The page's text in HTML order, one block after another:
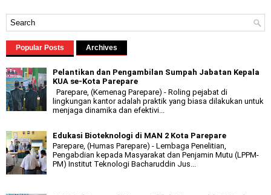
Popular Posts Archives
Pelantikan dan Pengambilan Sumpah Jabatan Kepala
KUA se-Kota Parepare
Parepare, (Kemenag Parepare) - Roling pejabat di
lingkungan kantor adalah praktik yang biasa dilakukan untuk
menjaga dinamika dan efektivi...
Edukasi Bioteknologi di MAN 2 Kota Parepare
Parepare, (Humas Parepare) - Lembaga Penelitian,
Pengabdian kepada Masyarakat dan Penjamin Mutu (LPPM-
PM) Institut Teknologi Bacharuddin Jus...